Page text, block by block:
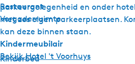
Restaurant
Vergaderruimte
Kindermeubilair
Kinderbed
parkeergelegenheid en onder
met zes eigen parkeerplaatsen.
kan deze binnen staan.
Bekijk Hotel 't Voorhuys